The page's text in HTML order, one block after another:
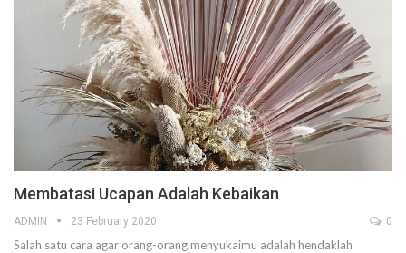
Membatasi Ucapan Adalah Kebaikan
ADMIN 23 February 2020 0
Salah satu cara agar orang-orang menyukaimu adalah hendaklah